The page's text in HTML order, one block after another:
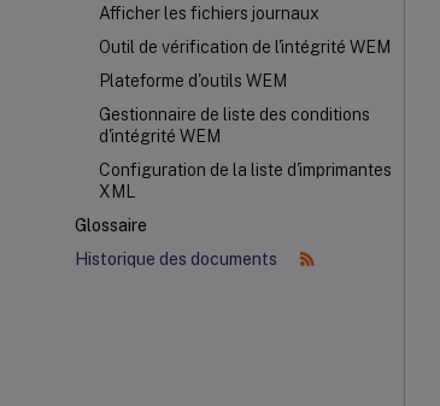
Afficher les fichiers journaux
Outil de vérification de l'intégrité WEM
Plateforme d'outils WEM
Gestionnaire de liste des conditions
d'intégrité WEM
Configuration de la liste d'imprimantes
XML
Glossaire
Historique des documents